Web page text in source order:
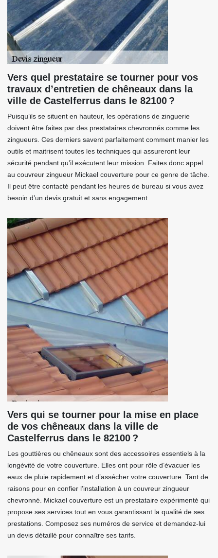
Vers quel prestataire se tourner pour vos
travaux d’entretien de chêneaux dans la
ville de Castelferrus dans le 82100 ?
Puisqu’ils se situent en hauteur, les opérations de zinguerie
doivent être faites par des prestataires chevronnés comme les
zingueurs. Ces derniers savent parfaitement comment manier les
outils et maitrisent toutes les techniques qui assureront leur
sécurité pendant qu’il exécutent leur mission. Faites donc appel
au couvreur zingueur Mickael couverture pour ce genre de tâche.
Il peut être contacté pendant les heures de bureau si vous avez
besoin d’un devis gratuit et sans engagement.
Vers qui se tourner pour la mise en place
de vos chêneaux dans la ville de
Castelferrus dans le 82100 ?
Les gouttières ou chêneaux sont des accessoires essentiels à la
longévité de votre couverture. Elles ont pour rôle d’évacuer les
eaux de pluie rapidement et d’assécher votre couverture. Tant de
raisons pour en confier l’installation à un couvreur zingueur
chevronné. Mickael couverture est un prestataire expérimenté qui
propose ses services tout en vous garantissant la qualité de ses
prestations. Composez ses numéros de service et demandez-lui
un devis détaillé pour connaître ses tarifs.